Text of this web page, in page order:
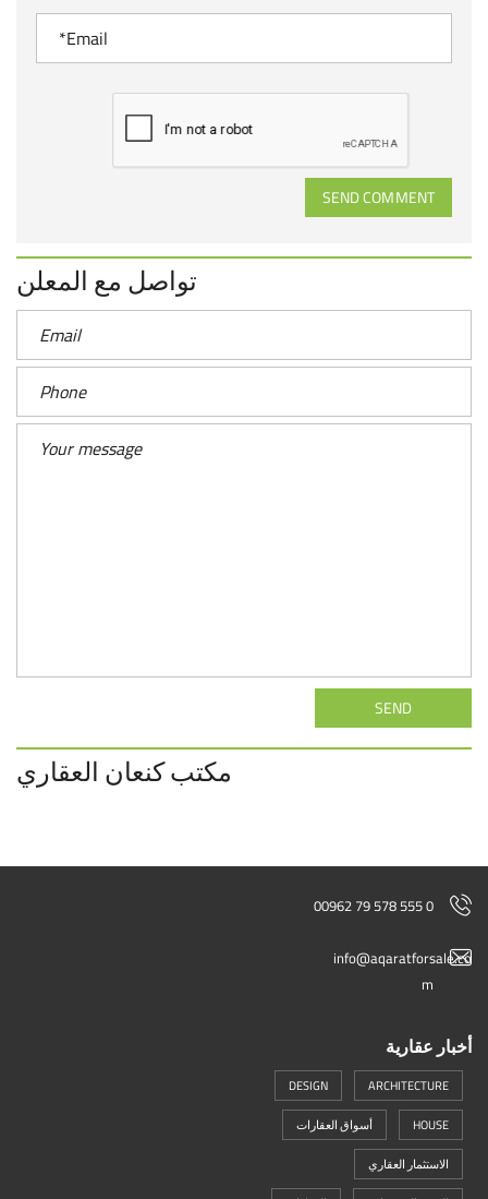
SEND COMMENT
تواصل مع المعلن
SEND
مكتب كنعان العقاري
00962 79 578 555 0
info@aqaratforsale.co
m
أخبار عقارية
ARCHITECTURE
DESIGN
HOUSE
أسواق العقارات
الاستثمار العقاري